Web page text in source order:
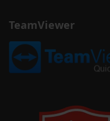
TeamViewer